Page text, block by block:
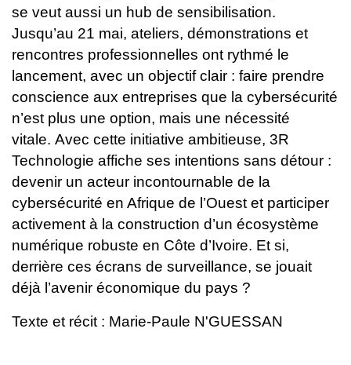
se veut aussi un hub de sensibilisation.
Jusqu’au 21 mai, ateliers, démonstrations et
rencontres professionnelles ont rythmé le
lancement, avec un objectif clair : faire prendre
conscience aux entreprises que la cybersécurité
n’est plus une option, mais une nécessité
vitale. Avec cette initiative ambitieuse, 3R
Technologie affiche ses intentions sans détour :
devenir un acteur incontournable de la
cybersécurité en Afrique de l’Ouest et participer
activement à la construction d’un écosystème
numérique robuste en Côte d’Ivoire. Et si,
derrière ces écrans de surveillance, se jouait
déjà l’avenir économique du pays ?
Texte et récit : Marie-Paule N'GUESSAN